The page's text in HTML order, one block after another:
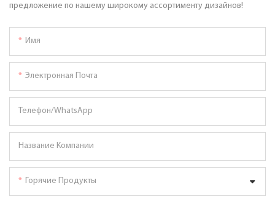
предложение по нашему широкому ассортименту дизайнов!
Имя
Электронная Почта
Телефон/WhatsApp
Название Компании
Горячие Продукты